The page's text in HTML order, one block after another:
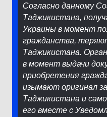
Согласно данному
Таджикистана,
Украины в момент
гражданства,
Таджикистана.
в момент выдачи
приобретения
изымают оригинал
Таджикистана и
его вместе с